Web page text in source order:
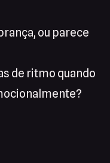
ou parece
de ritmo quando